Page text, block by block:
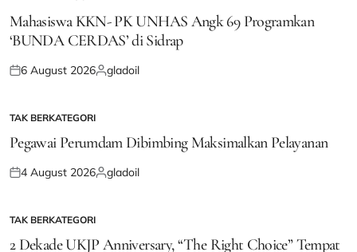
IN
Mahasiswa KKN- PK UNHAS Angk 69 Programkan
‘BUNDA CERDAS’ di Sidrap
Posted
6 August 2026Posted
gladoil
POSTED
IN
TAK BERKATEGORI
Pegawai Perumdam Dibimbing Maksimalkan Pelayanan
Posted
4 August 2026Posted
gladoil
POSTED
TAK BERKATEGORI
2 Dekade UKJP Anniversary, “The Right Choice” Tempat